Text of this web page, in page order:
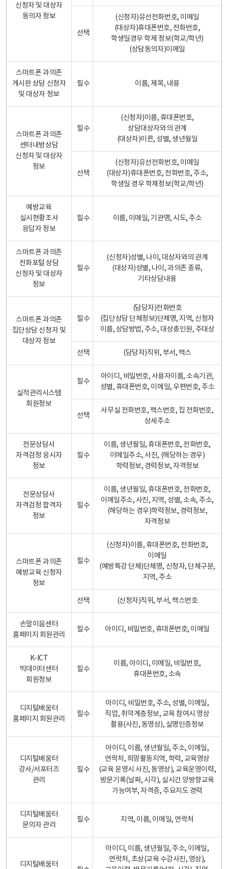
신청자 및 대상자
동의자 정보
선택
(신청자)유선전화번호, 이메일
(대상자)휴대폰번호, 전화번호,
학생일경우 학제 정보(학교/학년)
(상담동의자)이메일
스마트폰 과의존
게시판 상담 신청자
및 대상자 정보
필수 이름, 제목, 내용
스마트폰 과의존
센터내방상담
신청자 및 대상자
정보
필수
(신청자)이름, 휴대폰번호,
상담대상자와의 관계
(대상자)이른, 성별, 생년월일
선택
(신청자)유선전화번호, 이메일
(대상자)휴대폰번호, 전화번호, 주소,
학생일 경우 학제정보(학교/학년)
예방교육
실시현황조사
응답자 정보
필수 이름, 이메일, 기관명, 시도, 주소
스마트폰 과의존
전화포털 상담
신청자 및 대상자
정보
필수
(신청자)성별, 나이, 대상자와의 관계
(대상자)성별, 나이, 과의존 종류,
기타상담내용
스마트폰 과의존
집단상담 신청자 및
대상자 정보
필수
(담당자)전화번호
(집단상담 단체정보)단체명, 지역, 신청자
이름, 상담방법, 주소, 대상총인원, 주대상
선택 (담당자)직위, 부서, 팩스
실적관리시스템
회원정보
필수
아이디, 비밀번호, 사용자이름, 소속기관,
성별, 휴대폰번호, 이메일, 우편번호, 주소
선택
사무실 전화번호, 팩스번호, 집 전화번호,
상세주소
전문상담사
자격검정 응시자
정보
필수
이름, 생년월일, 휴대폰번호, 전화번호,
이메일주소, 사진, (해당하는 경우)
학력정보, 경력정보, 자격정보
전문상담사
자격검정 합격자
정보
필수
이름, 생년월일, 휴대폰번호, 전화번호,
이메일주소, 사진, 지역, 성별, 소속, 주소,
(해당하는 경우)학력정보, 경력정보,
자격정보
스마트폰 과의존
예방교육 신청자
정보
필수
(신청자)이름, 휴대폰번호, 전화번호,
이메일
(예방특강 단체)단체명, 신청자, 단체구분,
지역, 주소
선택 (신청자)직위, 부서, 팩스번호
손말이음센터
홈페이지 회원관리
필수 아이디, 비밀번호, 휴대폰번호, 이메일
K-ICT
빅데이터센터
회원정보
필수
이름, 아이디, 이메일, 비밀번호,
휴대폰번호, 소속
디지털배움터
홈페이지 회원관리
필수
아이디, 비밀번호, 주소, 성별, 이메일,
직업, 취약계층정보, 교육 참여시 영상
촬용(사진, 동영상), 실명인증정보
디지털배움터
강사/서포터즈
관리
필수
아이디, 이름, 생년월일, 주소, 이메일,
연락처, 희망활동지역, 학력, 교육영상
(교육 운영시 사진, 동영상), 교육운영이력,
방문기록(날짜, 시각), 실시간 양방향교육
가능여부, 자격증, 주요지도 경력
디지털배움터
문의자 관리
필수 지역, 이름, 이메일, 연락처
디지털배움터
아이디, 이름, 생년월일, 주소, 이메일,
연락처, 초상(교육 수강사진, 영상),